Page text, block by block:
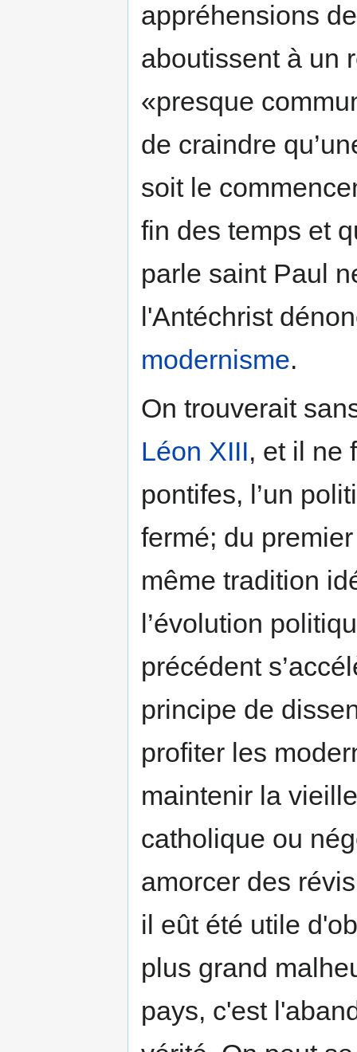
appréhensions
aboutissent à un
«presque
de craindre
soit le
fin des temps et
parle saint Paul
l'Antéchrist
modernisme.
On trouverait
Léon XIII, et il ne
pontifes, l’un
fermé; du
même tradition
l’évolution
précédent
principe de
profiter les
maintenir la
catholique ou
amorcer des
il eût été utile
plus grand
pays, c'est